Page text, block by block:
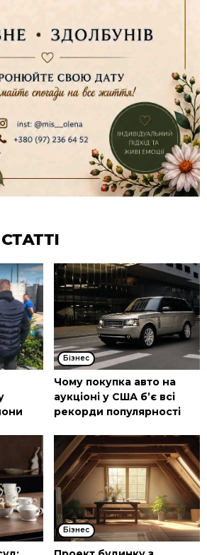
Бізнес
Чому покупка авто на
аукціоні у США б’є всі
рекорди популярності
Бізнес